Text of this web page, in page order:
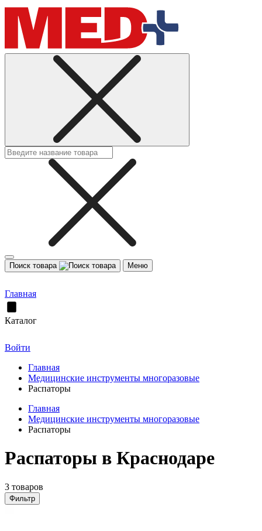
Поиск товара Меню
Главная
Каталог
Войти
Главная
Медицинские инструменты многоразовые
Распаторы
Главная
Медицинские инструменты многоразовые
Распаторы
Распаторы в Краснодаре
3 товаров
Фильтр